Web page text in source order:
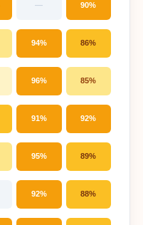
— 90%
94% 86%
96% 85%
91% 92%
95% 89%
92% 88%